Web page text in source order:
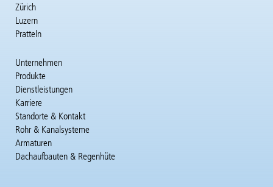
Zürich
Luzern
Pratteln
Hauptnavigation
Unternehmen
Produkte
Dienstleistungen
Karriere
Standorte & Kontakt
Rohr & Kanalsysteme
Armaturen
Dachaufbauten & Regenhüte